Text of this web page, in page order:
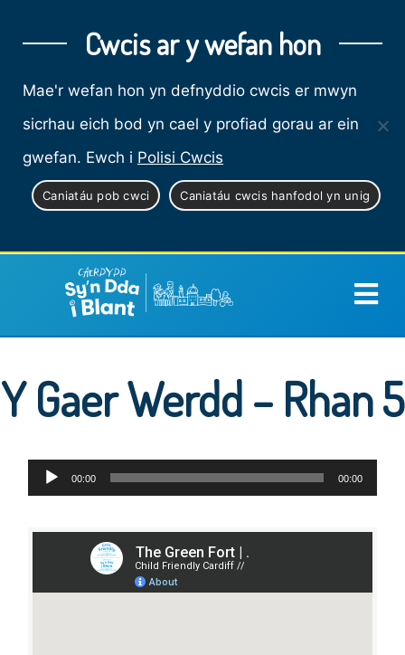
Cwcis ar y wefan hon
Mae'r wefan hon yn defnyddio cwcis er mwyn
sicrhau eich bod yn cael y profiad gorau ar ein
gwefan. Ewch i Polisi Cwcis
Caniatáu pob cwci Caniatáu cwcis hanfodol yn unig
Y Gaer Werdd – Rhan 5
Audio
Player
00:00 00:00